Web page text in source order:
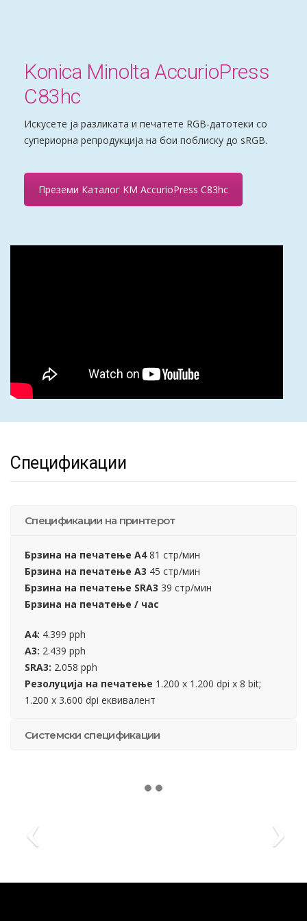
Konica Minolta AccurioPress
C83hc
Искусете ја разликата и печатете RGB-датотеки со
супериорна репродукција на бои поблиску до sRGB.
Преземи Каталог KM AccurioPress C83hc
Спецификации
Спецификации на принтерот
Брзина на печатење А481 стр/мин
Брзина на печатење А3 45 стр/мин
Брзина на печатење SRA3 39 стр/мин
Брзина на печатење / час
A4: 4.399 pph
A3: 2.439 pph
SRA3: 2.058 pph
Резолуција на печатење 1.200 x 1.200 dpi x 8 bit;
1.200 x 3.600 dpi еквивалент
Системски спецификации